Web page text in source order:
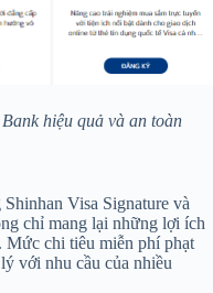
hiệu quả và an toàn
Visa Signature và
chỉ mang lại những lợi ích
Mức chi tiêu miễn phí phạt
với nhu cầu của nhiều